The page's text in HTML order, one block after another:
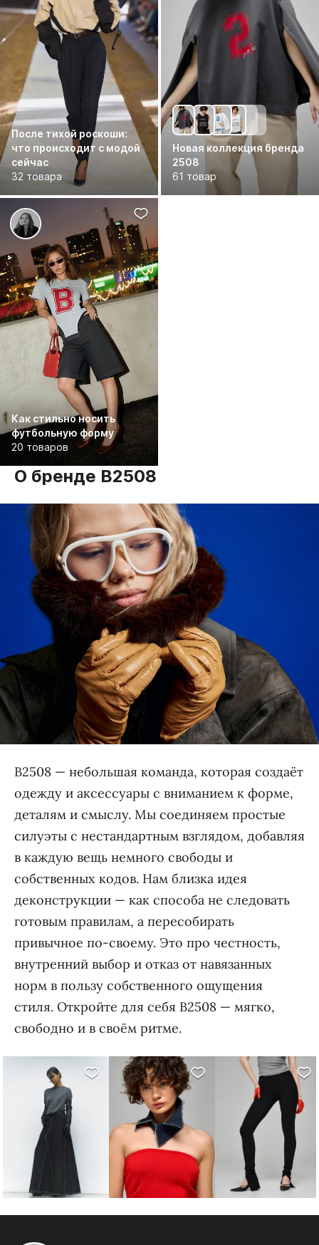
После тихой роскоши:
что происходит с модой
сейчас
32 товара
Новая коллекция бренда
2508
61 товар
Как стильно носить
футбольную форму
20 товаров
О бренде B2508
B2508 — небольшая команда, которая создаёт
одежду и аксессуары с вниманием к форме,
деталям и смыслу. Мы соединяем простые
силуэты с нестандартным взглядом, добавляя
в каждую вещь немного свободы и
собственных кодов. Нам близка идея
деконструкции — как способа не следовать
готовым правилам, а пересобирать
привычное по-своему. Это про честность,
внутренний выбор и отказ от навязанных
норм в пользу собственного ощущения
стиля. Откройте для себя B2508 — мягко,
свободно и в своём ритме.